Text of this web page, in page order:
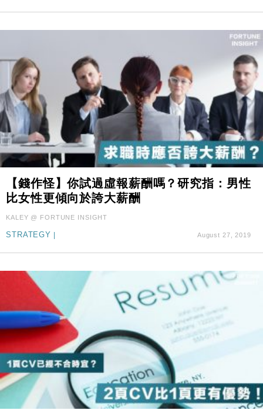
【錢作怪】你試過虛報薪酬嗎？研究指：男性
比女性更傾向於誇大薪酬
KALEY @ FORTUNE INSIGHT
STRATEGY August 27, 2019